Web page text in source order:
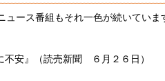
ース番組もそれ一色が続いていま
不安』（読売新聞 ６月２６日）